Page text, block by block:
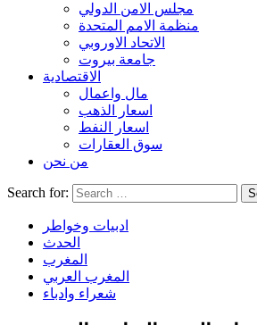
مجلس الامن الدولي
منظمة الامم المتحدة
الاتحاد الاوروبي
جامعة بيروت
الاقتصادية
مال واعمال
اسعار الذهب
اسعار النفط
سوق العقارات
من نحن
Search for:
ادبيات وخواطر
الحدث
المغرب
المغرب العربي
شعراء وادباء